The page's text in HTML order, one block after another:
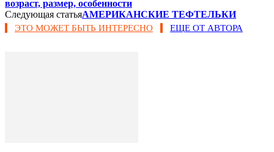
возраст, размер, особенности
Следующая статьяАМЕРИКАНСКИЕ ТЕФТЕЛЬКИ
ЭТО МОЖЕТ БЫТЬ ИНТЕРЕСНО ЕЩЕ ОТ АВТОРА